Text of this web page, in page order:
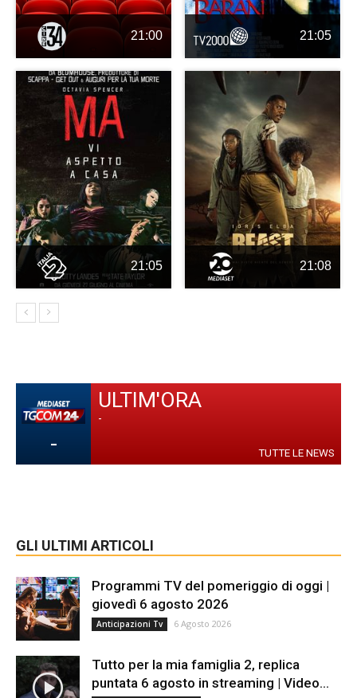
21:00 21:05
21:05 21:08
-
ULTIM'ORA
-
TUTTE LE NEWS
GLI ULTIMI ARTICOLI
Programmi TV del pomeriggio di oggi |
giovedì 6 agosto 2026
Anticipazioni Tv 6 Agosto 2026
Tutto per la mia famiglia 2, replica
puntata 6 agosto in streaming | Video...